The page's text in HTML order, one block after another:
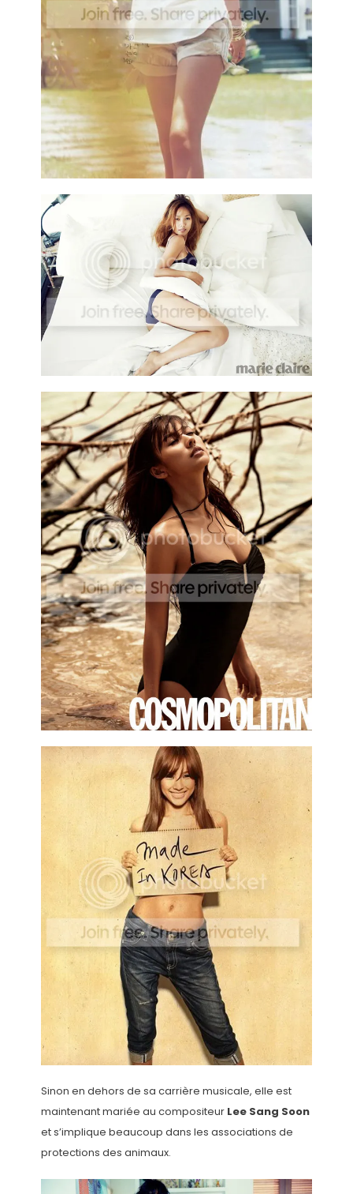
Sinon en dehors de sa carrière musicale, elle est
maintenant mariée au compositeur Lee Sang Soon
et s’implique beaucoup dans les associations de
protections des animaux.